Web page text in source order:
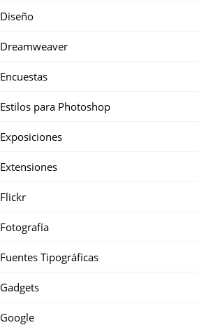
Diseño
Dreamweaver
Encuestas
Estilos para Photoshop
Exposiciones
Extensiones
Flickr
Fotografía
Fuentes Tipográficas
Gadgets
Google